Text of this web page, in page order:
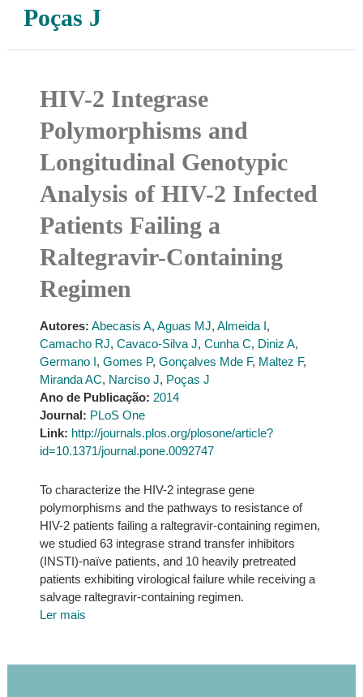
Poças J
HIV-2 Integrase
Polymorphisms and
Longitudinal Genotypic
Analysis of HIV-2 Infected
Patients Failing a
Raltegravir-Containing
Regimen
Autores: Abecasis A, Aguas MJ, Almeida I,
Camacho RJ, Cavaco-Silva J, Cunha C, Diniz A,
Germano I, Gomes P, Gonçalves Mde F, Maltez F,
Miranda AC, Narciso J, Poças J
Ano de Publicação: 2014
Journal: PLoS One
Link: http://journals.plos.org/plosone/article?
id=10.1371/journal.pone.0092747
To characterize the HIV-2 integrase gene
polymorphisms and the pathways to resistance of
HIV-2 patients failing a raltegravir-containing regimen,
we studied 63 integrase strand transfer inhibitors
(INSTI)-naïve patients, and 10 heavily pretreated
patients exhibiting virological failure while receiving a
salvage raltegravir-containing regimen.
Ler mais